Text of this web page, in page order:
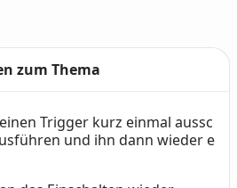
zum Thema
Trigger kurz einmal aussc
und ihn dann wieder e